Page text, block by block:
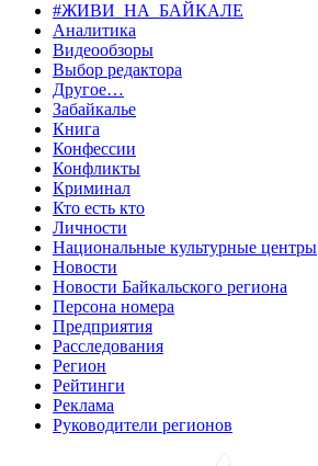
#ЖИВИ_НА_БАЙКАЛЕ
Аналитика
Видеообзоры
Выбор редактора
Другое…
Забайкалье
Книга
Конфессии
Конфликты
Криминал
Кто есть кто
Личности
Национальные культурные центры
Новости
Новости Байкальского региона
Персона номера
Предприятия
Расследования
Регион
Рейтинги
Реклама
Руководители регионов